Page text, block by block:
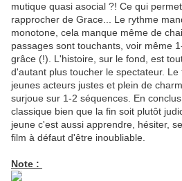
mutique quasi asocial ?! Ce qui
rapprocher de Grace... Le rythme
monotone, cela manque même de
passages sont touchants, voir même
grâce (!). L'histoire, sur le fond, est
d'autant plus toucher le spectateur.
jeunes acteurs justes et plein de
surjoue sur 1-2 séquences. En
classique bien que la fin soit plutôt
jeune c'est aussi apprendre, hésiter,
film à défaut d'être inoubliable.
Note :